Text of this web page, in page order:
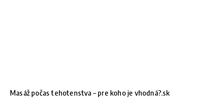
Masáž počas tehotenstva – pre koho je vhodná?.sk